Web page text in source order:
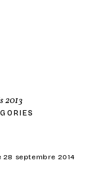
2013
28 septembre 2014